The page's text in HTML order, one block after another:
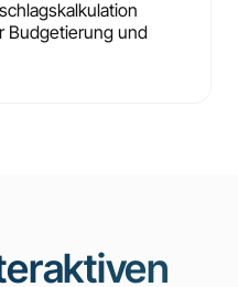
Budgetierung und